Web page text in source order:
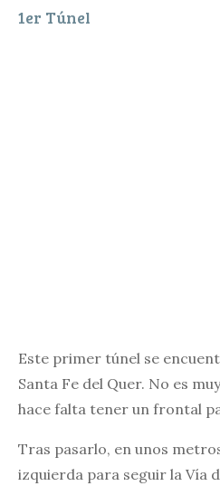
1er Túnel
Este primer túnel se
Santa Fe del Quer. No es
hace falta tener un frontal
Tras pasarlo, en unos
izquierda para seguir la Vía